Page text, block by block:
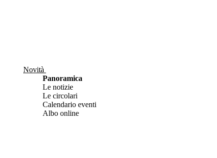
Novità
Panoramica
Le notizie
Le circolari
Calendario eventi
Albo online